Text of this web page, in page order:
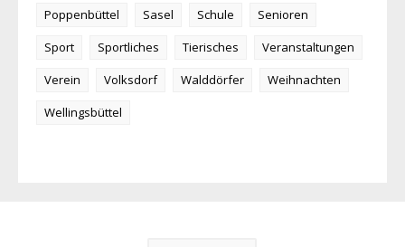
Poppenbüttel
Sasel Schule
Senioren
Sport
Sportliches Tierisches
Veranstaltungen
Verein
Volksdorf Walddörfer
Weihnachten
Wellingsbüttel